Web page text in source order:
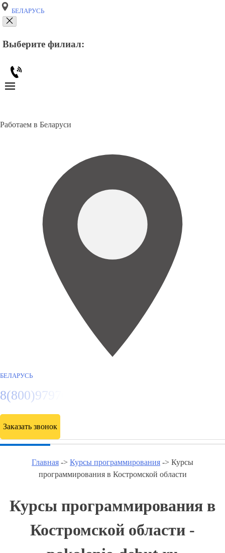
БЕЛАРУСЬ
Выберите филиал:
Работаем в Беларуси
БЕЛАРУСЬ
8(800)9797043
Заказать звонок
Главная -> Курсы программирования -> Курсы
программирования в Костромской области
Курсы программирования в
Костромской области -